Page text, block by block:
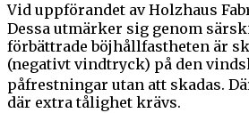
Vid uppförandet av Holzhaus
Dessa utmärker sig genom
förbättrade böjhållfastheten är
(negativt vindtryck) på den
påfrestningar utan att skadas.
där extra tålighet krävs.